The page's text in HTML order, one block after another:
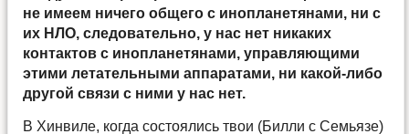
не имеем ничего общего с инопланетянами, ни с
их НЛО, следовательно, у нас нет никаких
контактов с инопланетянами, управляющими
этими летательными аппаратами, ни какой-либо
другой связи с ними у нас нет.
В Хинвиле, когда состоялись твои (Билли с Семьязе)